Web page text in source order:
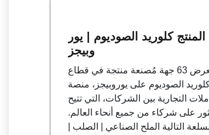
المنتج كلوريد الصوديوم | يور
وبيجز
استعرض 63 جهة مُصنعة منتجة في قطاع
الصوديوم على يوروبيجز، منصة
التجارية بين الشركات، التي تتيح
على شركاء من جميع أنحاء العالم.
التالية الملح الصناعي | الصلب |